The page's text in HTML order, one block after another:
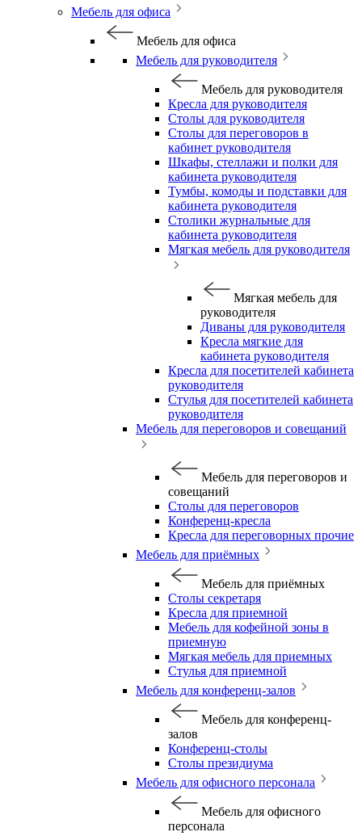
Мебель для офиса
Мебель для офиса
Мебель для руководителя
Мебель для руководителя
Кресла для руководителя
Столы для руководителя
Столы для переговоров в
кабинет руководителя
Шкафы, стеллажи и полки для
кабинета руководителя
Тумбы, комоды и подставки для
кабинета руководителя
Столики журнальные для
кабинета руководителя
Мягкая мебель для руководителя
Мягкая мебель для
руководителя
Диваны для руководителя
Кресла мягкие для
кабинета руководителя
Кресла для посетителей кабинета
руководителя
Стулья для посетителей кабинета
руководителя
Мебель для переговоров и совещаний
Мебель для переговоров и
совещаний
Столы для переговоров
Конференц-кресла
Кресла для переговорных прочие
Мебель для приёмных
Мебель для приёмных
Столы секретаря
Кресла для приемной
Мебель для кофейной зоны в
приемную
Мягкая мебель для приемных
Стулья для приемной
Мебель для конференц-залов
Мебель для конференц-
залов
Конференц-столы
Столы президиума
Мебель для офисного персонала
Мебель для офисного
персонала